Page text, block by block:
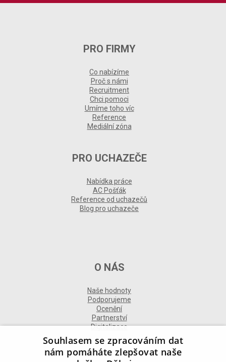
PRO FIRMY
Co nabízíme
Proč s námi
Recruitment
Chci pomoci
Umíme toho víc
Reference
Mediální zóna
PRO UCHAZEČE
Nabídka práce
AC Pošťák
Reference od uchazečů
Blog pro uchazeče
O NÁS
Naše hodnoty
Podporujeme
Ocenění
Partnerství
Digitalizace
Souhlasem se zpracováním dat
nám pomáháte zlepšovat naše